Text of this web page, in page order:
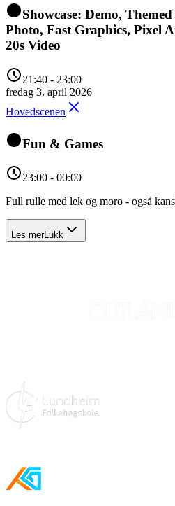
Showcase: Demo,
Photo, Fast Graphics, Pixel
20s Video
21:40 - 23:00
fredag 3. april 2026
Hovedscenen
Fun & Games
23:00 - 00:00
Full rulle med lek og moro - også
Les merLukk